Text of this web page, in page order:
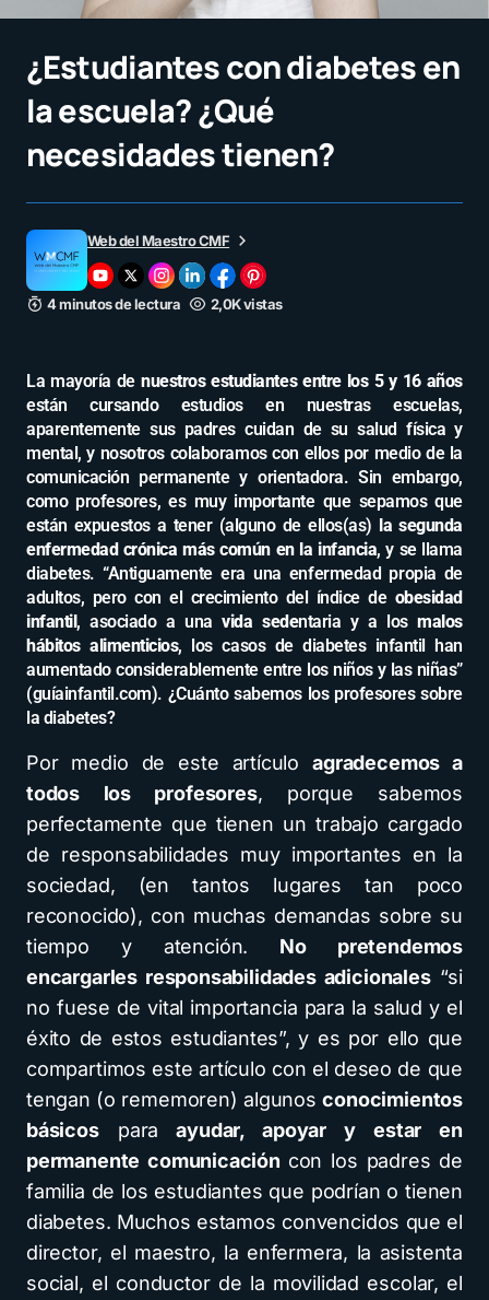
¿Estudiantes con diabetes en
la escuela? ¿Qué
necesidades tienen?
Web del Maestro CMF
4 minutos de lectura 2,0K vistas
La mayoría denuestros estudiantes entre los 5 y 16 años
están cursando estudios en nuestras escuelas,
aparentemente sus padres cuidan de su salud física y
mental, y nosotros colaboramos con ellos por medio de la
comunicación permanente y orientadora. Sin embargo,
como profesores, es muy importante que sepamos que
están expuestos a tener (alguno de ellos(as) la segunda
enfermedad crónica más común en la infancia, y se llama
diabetes. “Antiguamente era una enfermedad propia de
adultos, pero con el crecimiento del índice de obesidad
infantil, asociado a unavida sedentaria y a losmalos
hábitos alimenticios, los casos de diabetes infantil han
aumentado considerablemente entre los niños y las niñas”
(guíainfantil.com). ¿Cuánto sabemos los profesores sobre
la diabetes?
Por medio de este artículoagradecemos a
todos los profesores, porque sabemos
perfectamente que tienen un trabajo cargado
de responsabilidades muy importantes en la
sociedad, (en tantos lugares tan poco
reconocido), con muchas demandas sobre su
tiempo y atención. No pretendemos
encargarles responsabilidades adicionales“si
no fuese de vital importancia para la salud y el
éxito de estos estudiantes”, y es por ello que
compartimos este artículo con el deseo de que
tengan (o rememoren) algunosconocimientos
básicospara ayudar, apoyar y estar en
permanente comunicación con los padres de
familia de los estudiantes que podrían o tienen
diabetes. Muchos estamos convencidos que el
director, el maestro, la enfermera, la asistenta
social, el conductor de la movilidad escolar, el